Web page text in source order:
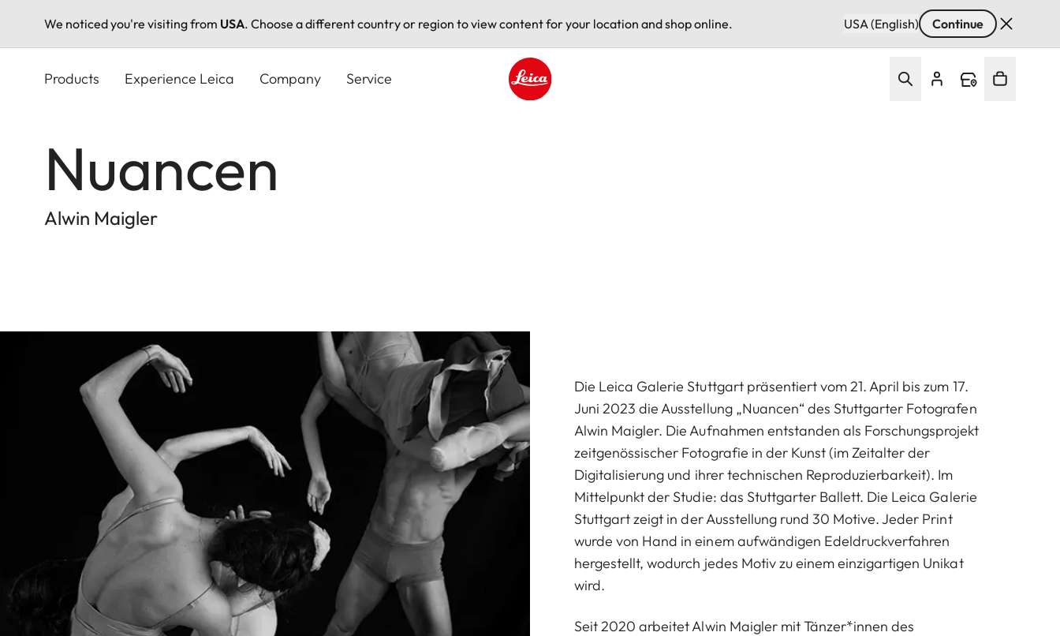
We noticed you're visiting from USA. Choose a different country or region to view content for your location and shop online. USA (English) Continue
Products Experience Leica Company Service
Nuancen
Alwin Maigler
Die Leica Galerie Stuttgart präsentiert vom 21. April bis zum 17.
Juni 2023 die Ausstellung „Nuancen“ des Stuttgarter Fotografen
Alwin Maigler. Die Aufnahmen entstanden als Forschungsprojekt
zeitgenössischer Fotografie in der Kunst (im Zeitalter der
Digitalisierung und ihrer technischen Reproduzierbarkeit). Im
Mittelpunkt der Studie: das Stuttgarter Ballett. Die Leica Galerie
Stuttgart zeigt in der Ausstellung rund 30 Motive. Jeder Print
wurde von Hand in einem aufwändigen Edeldruckverfahren
hergestellt, wodurch jedes Motiv zu einem einzigartigen Unikat
wird.
Seit 2020 arbeitet Alwin Maigler mit Tänzer*innen des